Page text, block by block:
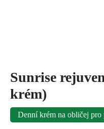
Sunrise
krém)
Denní krém na obličej